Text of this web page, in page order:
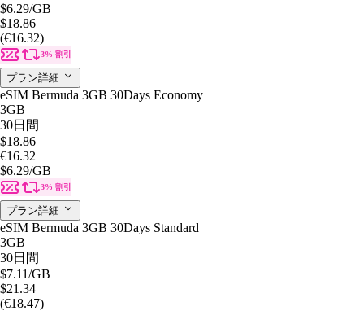
$6.29/GB
$18.86
(€16.32)
3% 割引
プラン詳細
eSIM Bermuda 3GB 30Days Economy
3GB
30日間
$18.86
€16.32
$6.29/GB
3% 割引
プラン詳細
eSIM Bermuda 3GB 30Days Standard
3GB
30日間
$7.11/GB
$21.34
(€18.47)